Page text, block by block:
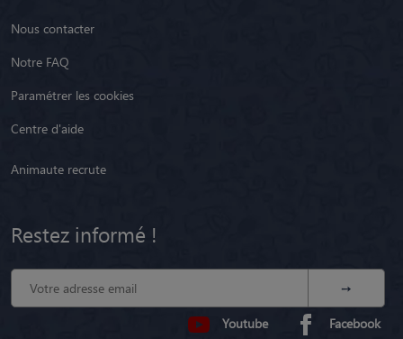
Nous contacter
Notre FAQ
Paramétrer les cookies
Centre d'aide
Animaute recrute
Restez informé !
Youtube Facebook